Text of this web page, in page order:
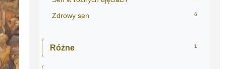
Zdrowy sen 6
Różne 1